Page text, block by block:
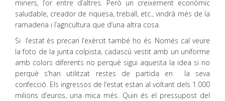
miners, l’or entre d’altres. Però un creixement econòmic
saludable, creador de riquesa, treball, etc., vindrà més de la
ramaderia i l’agricultura que d’una altra cosa.
Si l’estat és precari l’exèrcit també ho és. Només cal veure
la foto de la junta colpista, cadascú vestit amb un uniforme
amb colors diferents no perquè sigui aquesta la idea si no
perquè s’han utilitzat restes de partida en la seva
confecció. Els ingressos de l’estat estan al voltant dels 1.000
milions d’euros, una mica més. Quin és el pressupost del